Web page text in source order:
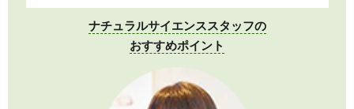
とうもろこし 80g
(スーパースウィート)
￥1,000（税込 ￥1,080）